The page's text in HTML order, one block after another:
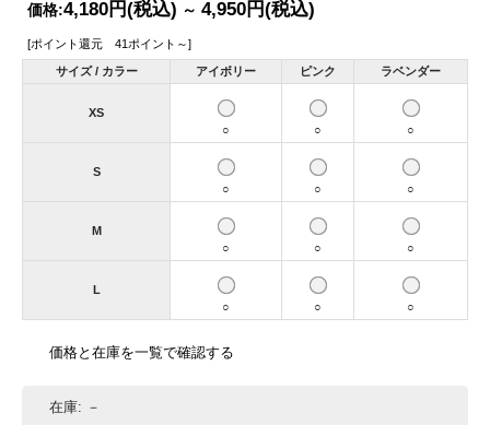
価格:4,180円(税込) ～ 4,950円(税込)
[ポイント還元 41ポイント～]
サイズ / カラー アイボリー ピンク ラベンダー
XS
○
○ ○
S
○
○ ○
M
○
○ ○
L
○
○ ○
価格と在庫を一覧で確認する
在庫: －